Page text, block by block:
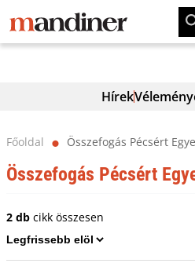
Hírek
Főoldal ⬤ Összefogás Pécsért
Összefogás Pécsért
2 dbcikk összesen